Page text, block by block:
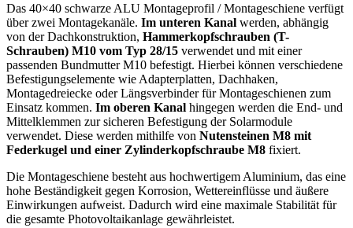
Das 40×40 schwarze ALU Montageprofil / Montageschiene verfügt
über zwei Montagekanäle. Im unteren Kanal werden, abhängig
von der Dachkonstruktion, Hammerkopfschrauben (T-
Schrauben) M10 vom Typ 28/15 verwendet und mit einer
passenden Bundmutter M10 befestigt. Hierbei können verschiedene
Befestigungselemente wie Adapterplatten, Dachhaken,
Montagedreiecke oder Längsverbinder für Montageschienen zum
Einsatz kommen. Im oberen Kanal hingegen werden die End- und
Mittelklemmen zur sicheren Befestigung der Solarmodule
verwendet. Diese werden mithilfe von Nutensteinen M8 mit
Federkugel und einer Zylinderkopfschraube M8 fixiert.
Die Montageschiene besteht aus hochwertigem Aluminium, das eine
hohe Beständigkeit gegen Korrosion, Wettereinflüsse und äußere
Einwirkungen aufweist. Dadurch wird eine maximale Stabilität für
die gesamte Photovoltaikanlage gewährleistet.